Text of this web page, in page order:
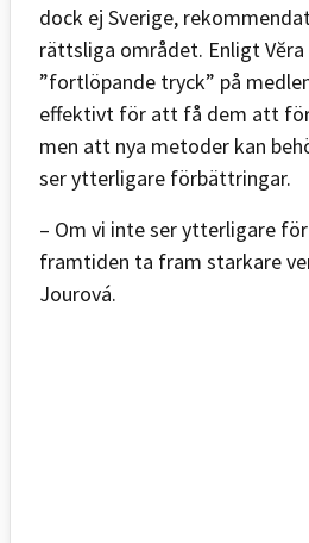
dock ej Sverige,
rättsliga området. Enligt
”fortlöpande tryck” på
effektivt för att få dem att
men att nya metoder kan
ser ytterligare förbättringar.
– Om vi inte ser ytterligare
framtiden ta fram starkare
Jourová.